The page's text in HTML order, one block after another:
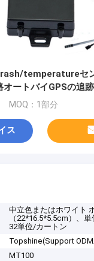
temperatureセ
ートバイGPSの追
MOQ：1部分
ス
中立色またはホワイト
（22*16.5*5.5cm）、
32単位/カートン
Topshine(Support
MT100